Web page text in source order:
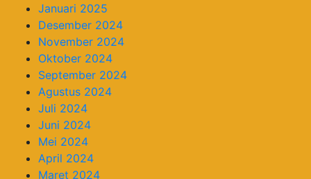
Januari 2025
Desember 2024
November 2024
Oktober 2024
September 2024
Agustus 2024
Juli 2024
Juni 2024
Mei 2024
April 2024
Maret 2024